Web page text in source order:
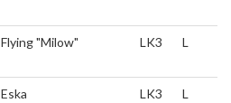
Flying "Milow" LK3 L
Eska LK3 L